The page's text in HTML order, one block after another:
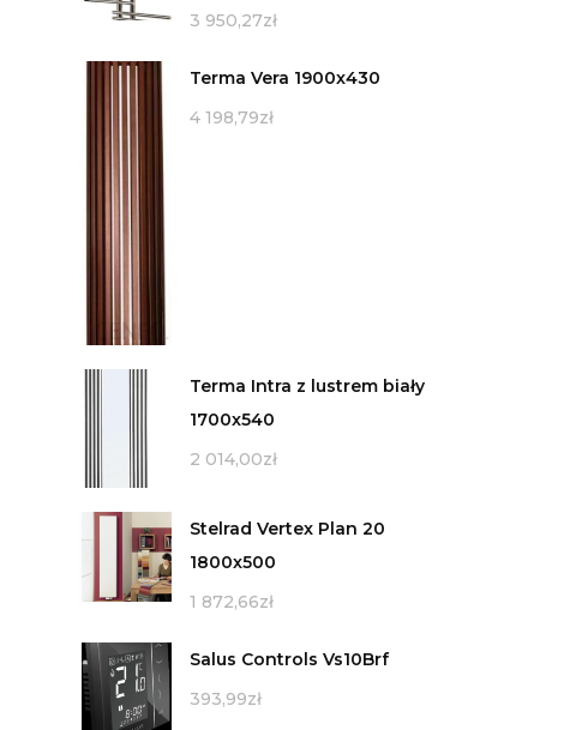
3 950,27zł
Terma Vera 1900x430
4 198,79zł
Terma Intra z lustrem biały
1700x540
2 014,00zł
Stelrad Vertex Plan 20
1800x500
1 872,66zł
Salus Controls Vs10Brf
393,99zł